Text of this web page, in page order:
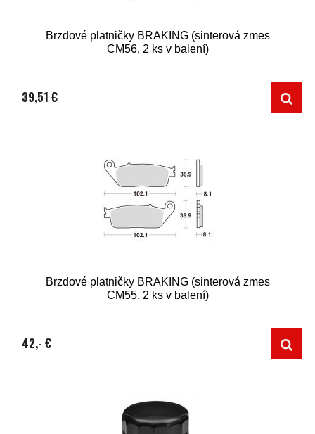
Brzdové platničky BRAKING (sinterová zmes
CM56, 2 ks v balení)
39,51 €
Brzdové platničky BRAKING (sinterová zmes
CM55, 2 ks v balení)
42,- €